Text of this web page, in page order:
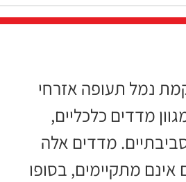
נמל תעופה אזרחי
מדדים כלכליים,
מדדים אלה
מתקיימים, בסופו